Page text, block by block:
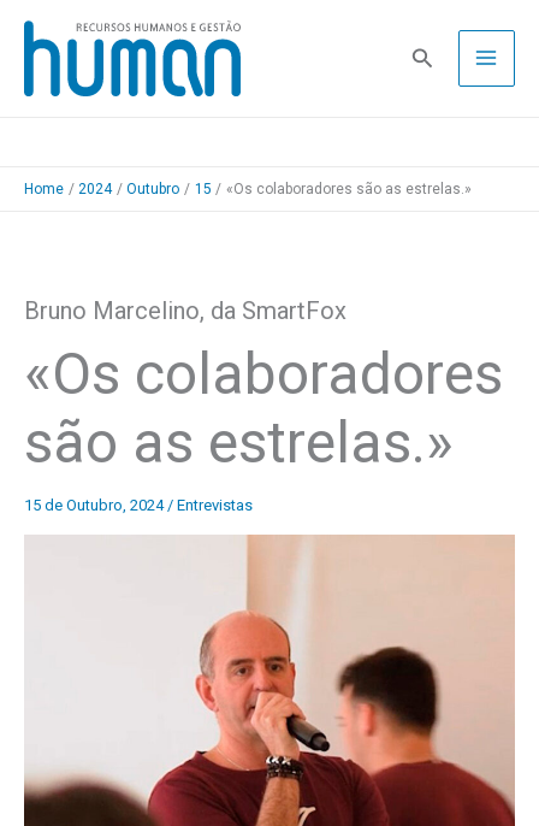
Skip
content
Pesquisa
Home 2024 Outubro 15 «Os colaboradores são as estrelas.»
Bruno Marcelino, da SmartFox
«Os colaboradores
são as estrelas.»
15 de Outubro, 2024 / Entrevistas